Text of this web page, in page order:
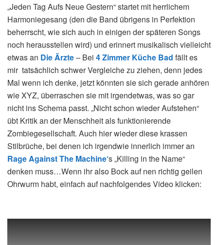
„Jeden Tag Aufs Neue Gestern“ startet mit herrlichem
Harmoniegesang (den die Band übrigens in Perfektion
beherrscht, wie sich auch in einigen der späteren Songs
noch herausstellen wird) und erinnert musikalisch vielleicht
etwas an Die Ärzte– Bei 4 Zimmer Küche Bad fällt es
mir tatsächlich schwer Vergleiche zu ziehen, denn jedes
Mal wenn ich denke, jetzt könnten sie sich gerade anhören
wie XYZ, überraschen sie mit irgendetwas, was so gar
nicht ins Schema passt. „Nicht schon wieder Aufstehen“
übt Kritik an der Menschheit als funktionierende
Zombiegesellschaft. Auch hier wieder diese krassen
Stilbrüche, bei denen ich irgendwie innerlich immer an
Rage Against The Machine‘s „Killing in the Name“
denken muss…Wenn ihr also Bock auf nen richtig geilen
Ohrwurm habt, einfach auf nachfolgendes Video klicken: